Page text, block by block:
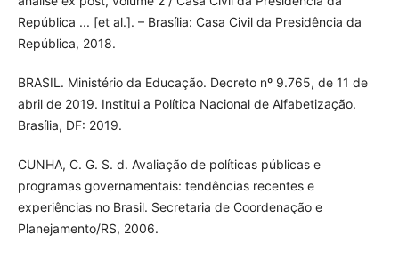
República ... [et al.]. – Brasília: Casa Civil da Presidência da
República, 2018.
BRASIL. Ministério da Educação. Decreto nº 9.765, de 11 de
abril de 2019. Institui a Política Nacional de Alfabetização.
Brasília, DF: 2019.
CUNHA, C. G. S. d. Avaliação de políticas públicas e
programas governamentais: tendências recentes e
experiências no Brasil. Secretaria de Coordenação e
Planejamento/RS, 2006.